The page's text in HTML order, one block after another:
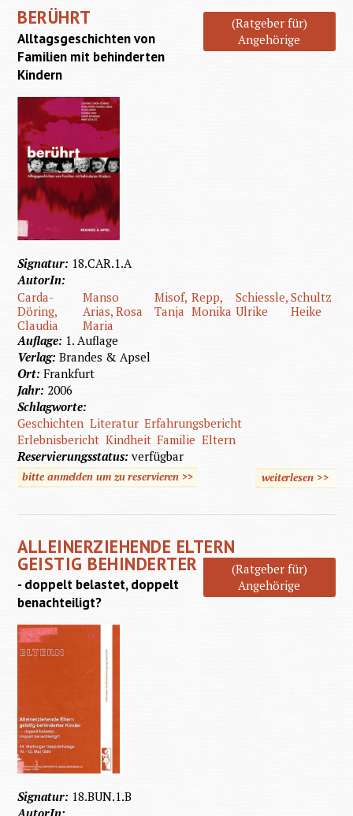
BERÜHRT
(Ratgeber für)
Angehörige
Alltagsgeschichten von
Familien mit behinderten
Kindern
Signatur: 18.CAR.1.A
AutorIn:
Carda-
Döring,
Claudia
Manso
Arias, Rosa
Maria
Misof,
Tanja
Repp,
Monika
Schiessle,
Ulrike
Schultz
Heike
Auflage: 1. Auflage
Verlag:Brandes & Apsel
Ort:Frankfurt
Jahr: 2006
Schlagworte:
Geschichten Literatur Erfahrungsbericht
Erlebnisbericht Kindheit Familie Eltern
Reservierungsstatus:verfügbar
bitte anmelden um zu reservieren >> weiterlesen
über
>>
ALLEINERZIEHENDE ELTERN
GEISTIG BEHINDERTER KINDER(Ratgeber für)
Angehörige
- doppelt belastet, doppelt
benachteiligt?
Signatur: 18.BUN.1.B